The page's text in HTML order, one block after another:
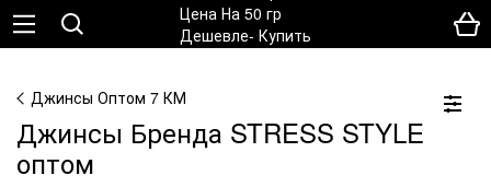
Джинсы Оптом 7 КМ
Джинсы Бренда STRESS STYLE
оптом